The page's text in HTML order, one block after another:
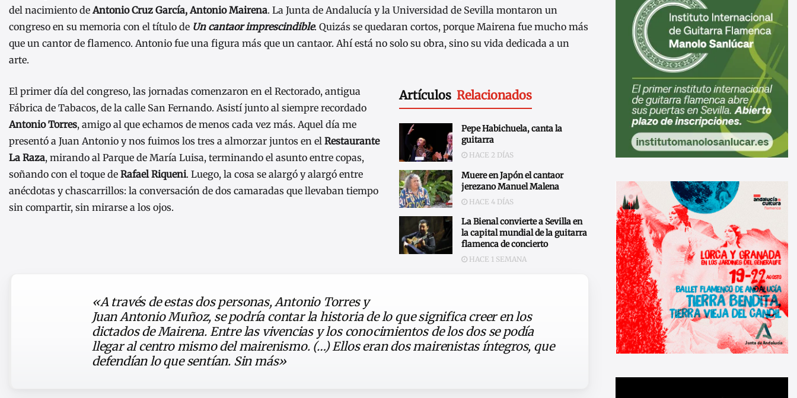
del nacimiento de Antonio Cruz García, Antonio Mairena. La Junta de Andalucía y la Universidad de Sevilla montaron un
congreso en su memoria con el título de Un cantaor imprescindible. Quizás se quedaran cortos, porque Mairena fue mucho más
que un cantor de flamenco. Antonio fue una figura más que un cantaor. Ahí está no solo su obra, sino su vida dedicada a un
arte.
Artículos Relacionados
Pepe Habichuela, canta la
guitarra
HACE 2 DÍAS
Muere en Japón el cantaor
jerezano Manuel Malena
HACE 4 DÍAS
La Bienal convierte a Sevilla en
la capital mundial de la guitarra
flamenca de concierto
HACE 1 SEMANA
El primer día del congreso, las jornadas comenzaron en el Rectorado, antigua
Fábrica de Tabacos, de la calle San Fernando. Asistí junto al siempre recordado
Antonio Torres, amigo al que echamos de menos cada vez más. Aquel día me
presentó a Juan Antonio y nos fuimos los tres a almorzar juntos en el Restaurante
La Raza, mirando al Parque de María Luisa, terminando el asunto entre copas,
soñando con el toque de Rafael Riqueni. Luego, la cosa se alargó y alargó entre
anécdotas y chascarrillos: la conversación de dos camaradas que llevaban tiempo
sin compartir, sin mirarse a los ojos.
«A través de estas dos personas, Antonio Torres y
Juan Antonio Muñoz, se podría contar la historia de lo que significa creer en los
dictados de Mairena. Entre las vivencias y los conocimientos de los dos se podía
llegar al centro mismo del mairenismo. (…) Ellos eran dos mairenistas íntegros, que
defendían lo que sentían. Sin más»